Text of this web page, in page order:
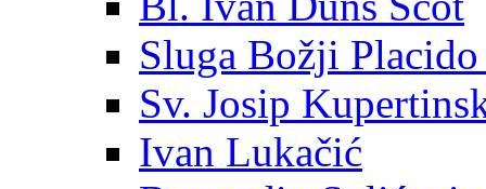
Sluga Božji Placido
Sv. Josip
Ivan Lukačić